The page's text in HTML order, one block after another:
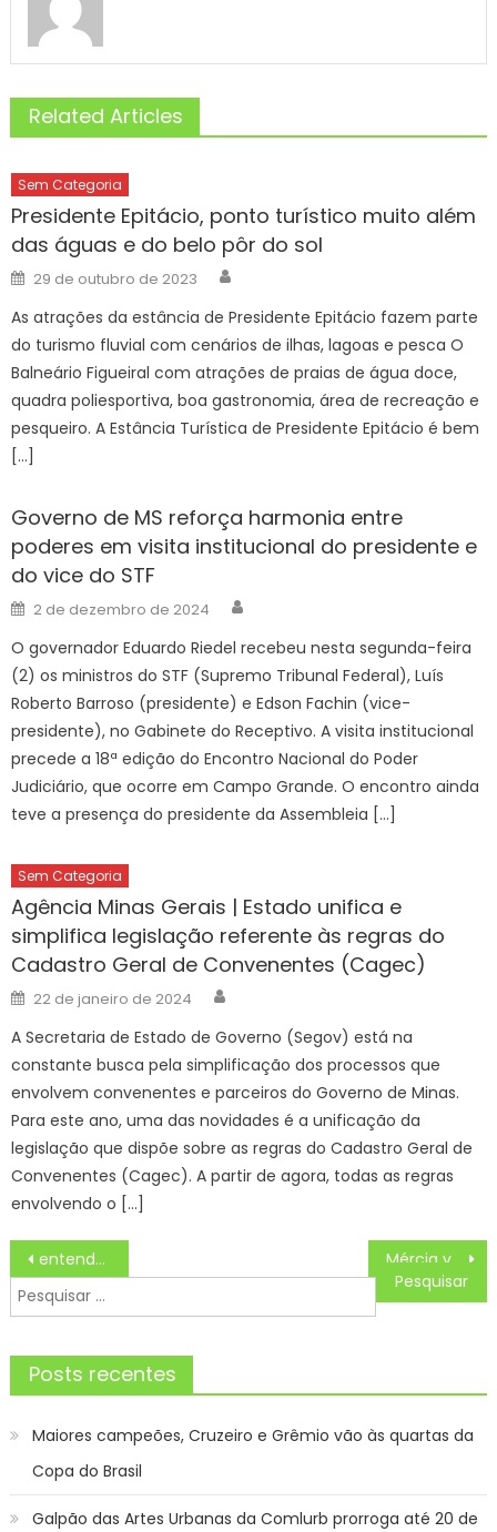
Related Articles
Sem Categoria
Presidente Epitácio, ponto turístico muito além
das águas e do belo pôr do sol
Posted
on
29 de outubro de 2023
As atrações da estância de Presidente Epitácio fazem parte
do turismo fluvial com cenários de ilhas, lagoas e pesca O
Balneário Figueiral com atrações de praias de água doce,
quadra poliesportiva, boa gastronomia, área de recreação e
pesqueiro. A Estância Turística de Presidente Epitácio é bem
[…]
Governo de MS reforça harmonia entre
poderes em visita institucional do presidente e
do vice do STF
Posted
on
2 de dezembro de 2024
O governador Eduardo Riedel recebeu nesta segunda-feira
(2) os ministros do STF (Supremo Tribunal Federal), Luís
Roberto Barroso (presidente) e Edson Fachin (vice-
presidente), no Gabinete do Receptivo. A visita institucional
precede a 18ª edição do Encontro Nacional do Poder
Judiciário, que ocorre em Campo Grande. O encontro ainda
teve a presença do presidente da Assembleia […]
Sem Categoria
Agência Minas Gerais | Estado unifica e
simplifica legislação referente às regras do
Cadastro Geral de Convenentes (Cagec)
Posted
on
22 de janeiro de 2024
A Secretaria de Estado de Governo (Segov) está na
constante busca pela simplificação dos processos que
envolvem convenentes e parceiros do Governo de Minas.
Para este ano, uma das novidades é a unificação da
legislação que dispõe sobre as regras do Cadastro Geral de
Convenentes (Cagec). A partir de agora, todas as regras
envolvendo o […]
Navegação
de
Post
entenda cinco pontos da proposta de desvincular receita da Educação
Mércia visita Mavi na cadeia depois do video vazar e comemora
Pesquisar
por:
Posts recentes
Maiores campeões, Cruzeiro e Grêmio vão às quartas da
Copa do Brasil
Galpão das Artes Urbanas da Comlurb prorroga até 20 de